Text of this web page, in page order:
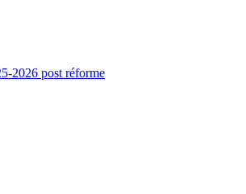
2026 post réforme